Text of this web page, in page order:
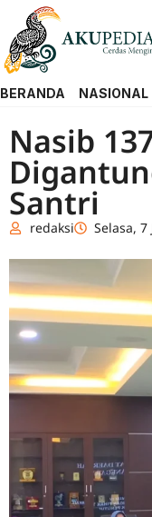
BERANDA NASIONAL
Nasib
Santri
redaksi Selasa, 7